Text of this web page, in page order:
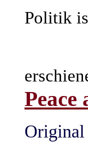
Politik
Peace
Original